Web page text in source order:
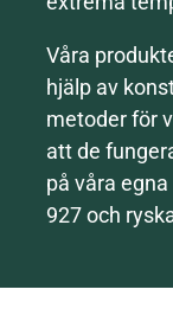
Våra
hjälp av
metoder för
att de
på våra
927 och